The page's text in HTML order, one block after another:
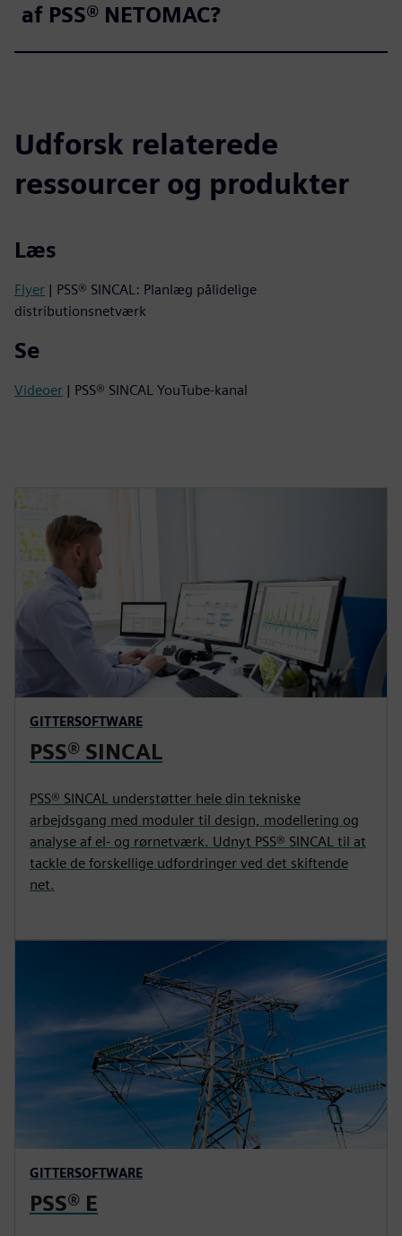
af PSS® NETOMAC?
Udforsk relaterede
ressourcer og produkter
Læs
Flyer | PSS® SINCAL: Planlæg pålidelige
distributionsnetværk
Se
Videoer | PSS® SINCAL YouTube-kanal
GITTERSOFTWARE
PSS® SINCAL
PSS® SINCAL understøtter hele din tekniske
arbejdsgang med moduler til design, modellering og
analyse af el- og rørnetværk. Udnyt PSS® SINCAL til at
tackle de forskellige udfordringer ved det skiftende
net.
GITTERSOFTWARE
PSS® E